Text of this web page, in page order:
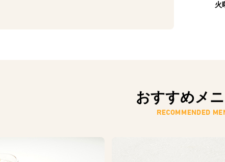
火
おすすめメ